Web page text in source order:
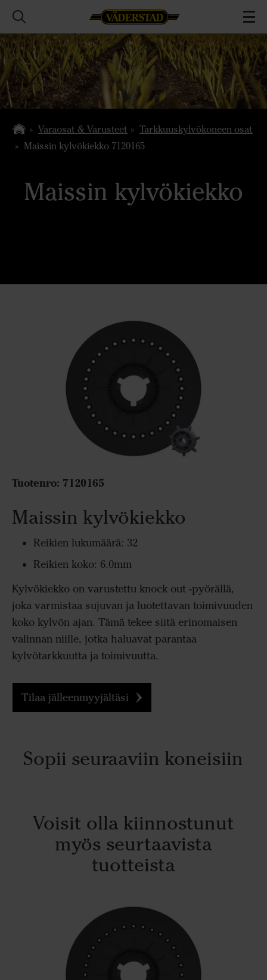
Varaosat & Varusteet
Tarkkuuskylvökoneen osat
Maissin kylvökiekko 7120165
Maissin kylvökiekko
Tuotenro: 7120165
Maissin kylvökiekko
Reikien lukumäärä: 32
Reikien koko: 6.0mm
Kylvökiekko on varustettu knock out -pyörällä,
joka varmistaa sujuvan ja luotettavan toimivuuden
koko kylvön ajan. Tämä tekee siitä erinomaisen
valinnan niille, jotka haluavat parantaa
kylvötarkkuutta ja toimivuutta.
Tilaa jälleenmyyjältäsi
Sopii seuraaviin koneisiin
Voisit olla kiinnostunut
myös seurtaavista
tuotteista